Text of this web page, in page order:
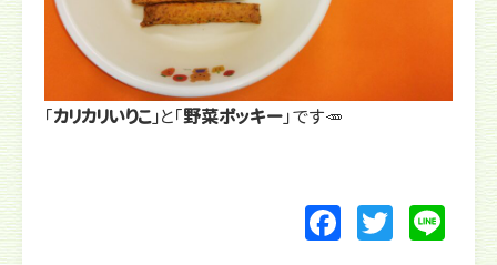
「カリカリいりこ」と「野菜ポッキー」です🥕
F T Li